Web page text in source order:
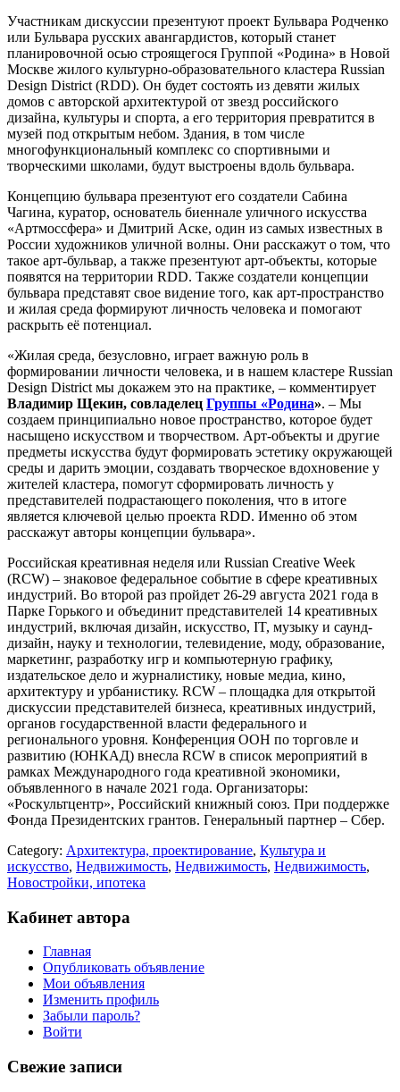
Участникам дискуссии презентуют проект Бульвара Родченко
или Бульвара русских авангардистов, который станет
планировочной осью строящегося Группой «Родина» в Новой
Москве жилого культурно-образовательного кластера Russian
Design District (RDD). Он будет состоять из девяти жилых
домов с авторской архитектурой от звезд российского
дизайна, культуры и спорта, а его территория превратится в
музей под открытым небом. Здания, в том числе
многофункциональный комплекс со спортивными и
творческими школами, будут выстроены вдоль бульвара.
Концепцию бульвара презентуют его создатели Сабина
Чагина, куратор, основатель биеннале уличного искусства
«Артмоссфера» и Дмитрий Аске, один из самых известных в
России художников уличной волны. Они расскажут о том, что
такое арт-бульвар, а также презентуют арт-объекты, которые
появятся на территории RDD. Также создатели концепции
бульвара представят свое видение того, как арт-пространство
и жилая среда формируют личность человека и помогают
раскрыть её потенциал.
«Жилая среда, безусловно, играет важную роль в
формировании личности человека, и в нашем кластере Russian
Design District мы докажем это на практике, – комментирует
Владимир Щекин, совладелец Группы «Родина». – Мы
создаем принципиально новое пространство, которое будет
насыщено искусством и творчеством. Арт-объекты и другие
предметы искусства будут формировать эстетику окружающей
среды и дарить эмоции, создавать творческое вдохновение у
жителей кластера, помогут сформировать личность у
представителей подрастающего поколения, что в итоге
является ключевой целью проекта RDD. Именно об этом
расскажут авторы концепции бульвара».
Российская креативная неделя или Russian Creative Week
(RCW) – знаковое федеральное событие в сфере креативных
индустрий. Во второй раз пройдет 26-29 августа 2021 года в
Парке Горького и объединит представителей 14 креативных
индустрий, включая дизайн, искусство, IT, музыку и саунд-
дизайн, науку и технологии, телевидение, моду, образование,
маркетинг, разработку игр и компьютерную графику,
издательское дело и журналистику, новые медиа, кино,
архитектуру и урбанистику. RCW – площадка для открытой
дискуссии представителей бизнеса, креативных индустрий,
органов государственной власти федерального и
регионального уровня. Конференция ООН по торговле и
развитию (ЮНКАД) внесла RCW в список мероприятий в
рамках Международного года креативной экономики,
объявленного в начале 2021 года. Организаторы:
«Роскультцентр», Российский книжный союз. При поддержке
Фонда Президентских грантов. Генеральный партнер – Сбер.
Category: Архитектура, проектирование, Культура и
искусство, Недвижимость, Недвижимость, Недвижимость,
Новостройки, ипотека
Кабинет автора
Главная
Опубликовать объявление
Мои объявления
Изменить профиль
Забыли пароль?
Войти
Свежие записи